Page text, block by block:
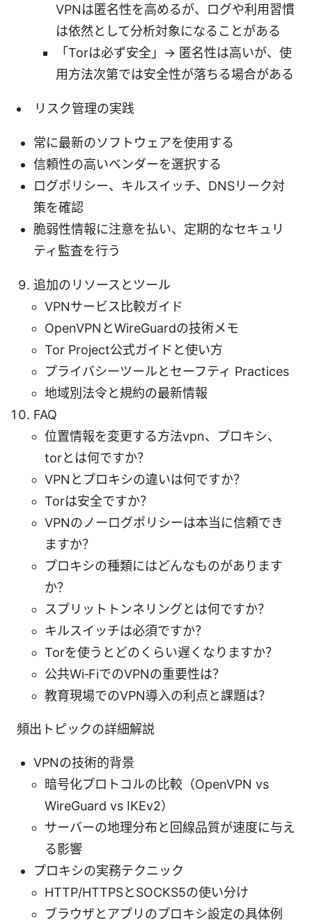
VPNは匿名性を高めるが、ログや利用習慣
は依然として分析対象になることがある
「Torは必ず安全」→ 匿名性は高いが、使
用方法次第では安全性が落ちる場合がある
リスク管理の実践
常に最新のソフトウェアを使用する
信頼性の高いベンダーを選択する
ログポリシー、キルスイッチ、DNSリーク対
策を確認
脆弱性情報に注意を払い、定期的なセキュリ
ティ監査を行う
追加のリソースとツール
VPNサービス比較ガイド
OpenVPNとWireGuardの技術メモ
Tor Project公式ガイドと使い方
プライバシーツールとセーフティ Practices
地域別法令と規約の最新情報
FAQ
位置情報を変更する方法vpn、プロキシ、
torとは何ですか？
VPNとプロキシの違いは何ですか？
Torは安全ですか？
VPNのノーログポリシーは本当に信頼でき
ますか？
プロキシの種類にはどんなものがあります
か？
スプリットトンネリングとは何ですか？
キルスイッチは必須ですか？
Torを使うとどのくらい遅くなりますか？
公共Wi‑FiでのVPNの重要性は？
教育現場でのVPN導入の利点と課題は？
頻出トピックの詳細解説
VPNの技術的背景
暗号化プロトコルの比較（OpenVPN vs
WireGuard vs IKEv2）
サーバーの地理分布と回線品質が速度に与え
る影響
プロキシの実務テクニック
HTTP/HTTPSとSOCKS5の使い分け
ブラウザとアプリのプロキシ設定の具体例